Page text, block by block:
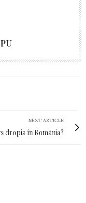
NEXT ARTICLE
dropia în România?